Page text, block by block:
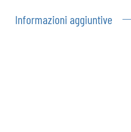
Informazioni aggiuntive